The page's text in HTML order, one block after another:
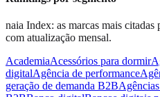
naia Index: as marcas mais
com atualização mensal.
AcademiaAcessórios para dormir
digitalAgência de performance
geração de demanda B2B